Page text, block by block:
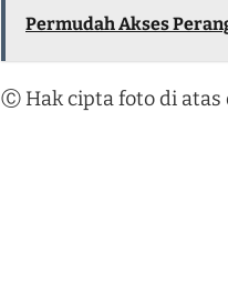
Permudah Akses
Ⓒ Hak cipta foto di atas